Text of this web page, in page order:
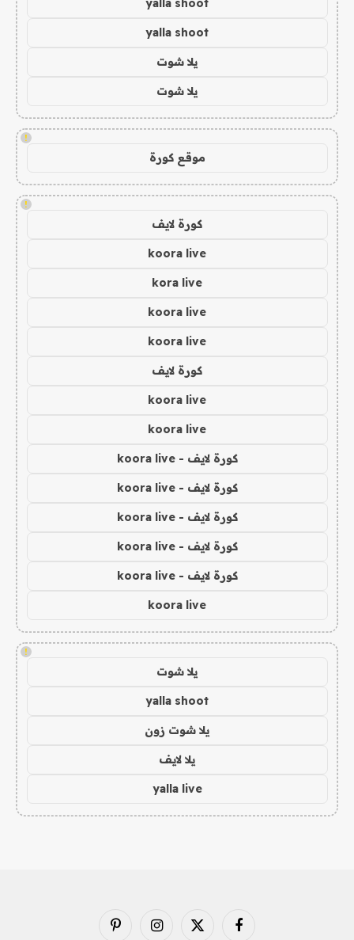
yalla shoot
yalla shoot
يلا شوت
يلا شوت
!
موقع كورة
!
كورة لايف
koora live
kora live
koora live
koora live
كورة لايف
koora live
koora live
كورة لايف - koora live
كورة لايف - koora live
كورة لايف - koora live
كورة لايف - koora live
كورة لايف - koora live
koora live
!
يلا شوت
yalla shoot
يلا شوت زون
يلا لايف
yalla live
فيسبوك X الانستغرامبينتيريست